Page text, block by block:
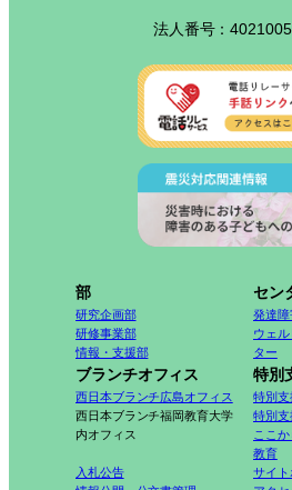
法人番号：
部
研究企画部
研修事業部
情報・支援部
セン
発達障
ウェ
ター
ブランチオフィス
西日本ブランチ広島オフィス
西日本ブランチ福岡教育大学
内オフィス
特別
特別支
特別支
ここ
教育
入札公告
サイト